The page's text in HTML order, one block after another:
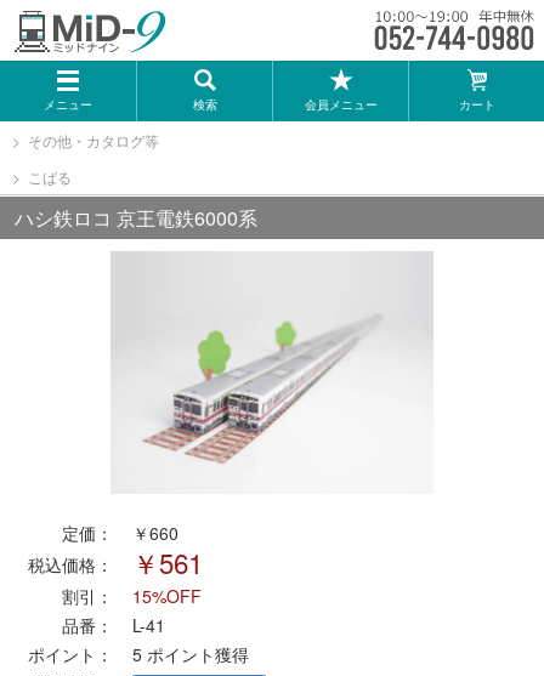
メニュー 検索 会員メニュー カート
メーカー一覧
TOMIX
KATO
Bトレインショーティー
タカラトミー（プラレール）
ポポンデッタ
MODEMO(モデモ)
その他・カタログ等
こばる
ハシ鉄ロコ 京王電鉄6000系
定価：
￥660
税込価格：
￥561
割引：
15%OFF
品番：
L-41
ポイント：
5 ポイント獲得